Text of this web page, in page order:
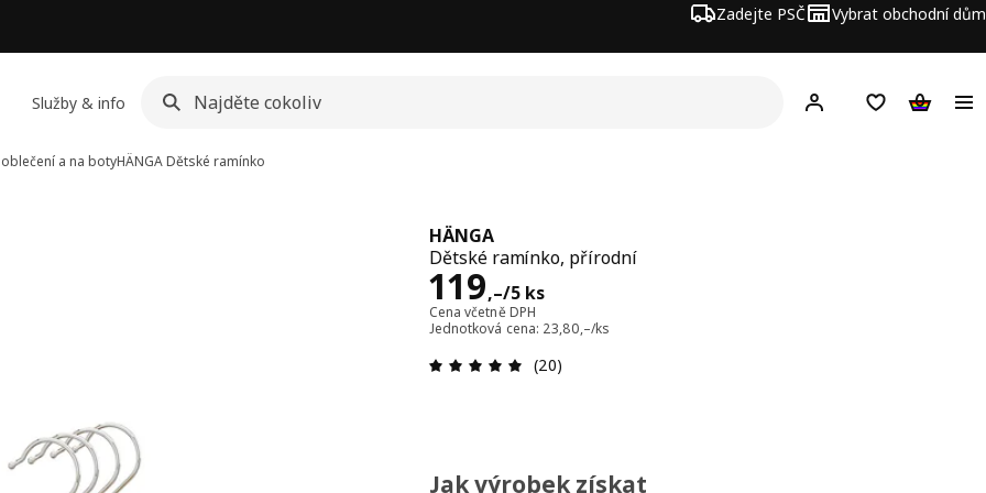
Zadejte PSČ Vybrat obchodní dům
Služby & info Hej! Přihlášení
NákupníNákupní
a na botyHÄNGADětské ramínko
HÄNGA
Dětské ramínko, přírodní
119,–/5 ks
Cena 119,–/5 ks
Cena včetně DPH
Jednotková cena: 23,80,–/ks
(20)
Jak výrobek získat